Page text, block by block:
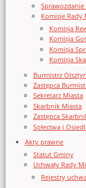
Komisje Rady
Komisja
Komisja
Komisja
Komisja
Burmistrz
Zastępca
Sekretarz Miasta
Skarbnik Miasta
Zastępca
Sołectwa i
Akty prawne
Statut Gminy
Uchwały Rady
Rejestry